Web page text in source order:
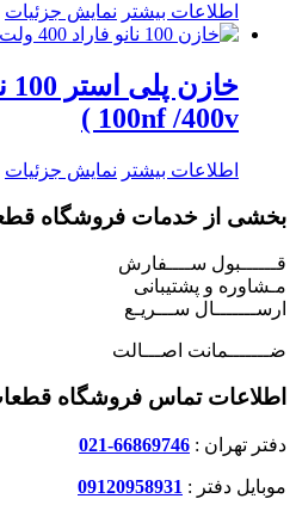
اطلاعات بیشتر نمایش جزئیات
100nf /400v )
اطلاعات بیشتر نمایش جزئیات
بخشی از خدمات فروشگاه
قــــــبول ســــفارش
مـشاوره و پشتیبانی
ارســـــــال ســـریـع
ضـــــــمانت اصـــالت
اطلاعات تماس فروشگاه
دفتر تهران : 66869746-021
موبایل دفتر : 09120958931